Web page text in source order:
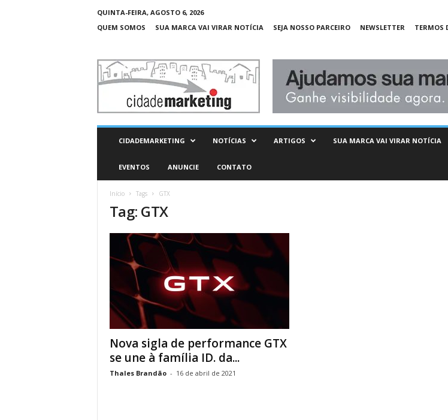
QUINTA-FEIRA, AGOSTO 6, 2026
QUEM SOMOS
SUA MARCA VAI VIRAR NOTÍCIA SEJA NOSSO PARCEIRO NEWSLETTER TERMOS
C
d
CIDADEMARKETING NOTÍCIAS ARTIGOS SUA MARCA VAI VIRAR NOTÍCIA
EVENTOS ANUNCIE CONTATO
Início Tags GTX
Tag: GTX
Nova sigla de performance GTX
se une à família ID. da...
Thales Brandão - 16 de abril de 2021